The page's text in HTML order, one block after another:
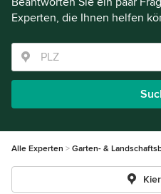
Experten, die Ihnen helfen
Alle Experten Garten- &